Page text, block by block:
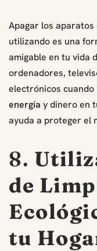
Apagar los
utilizando es una
amigable en tu vida
ordenadores,
electrónicos cuando
energía y dinero en
ayuda a proteger el
8.
de
tu